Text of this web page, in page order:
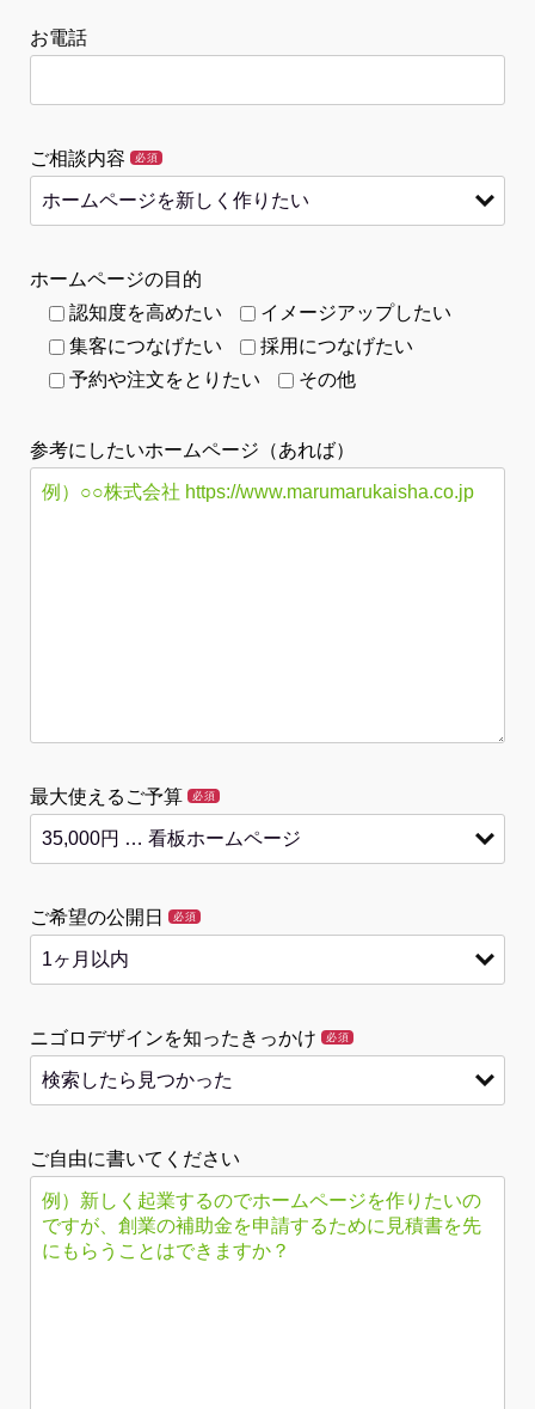
お電話
ご相談内容 必須
ホームページの目的
認知度を高めたい
イメージアップしたい
集客につなげたい
採用につなげたい
予約や注文をとりたい
その他
参考にしたいホームページ（あれば）
最大使えるご予算 必須
ご希望の公開日 必須
ニゴロデザインを知ったきっかけ 必須
ご自由に書いてください